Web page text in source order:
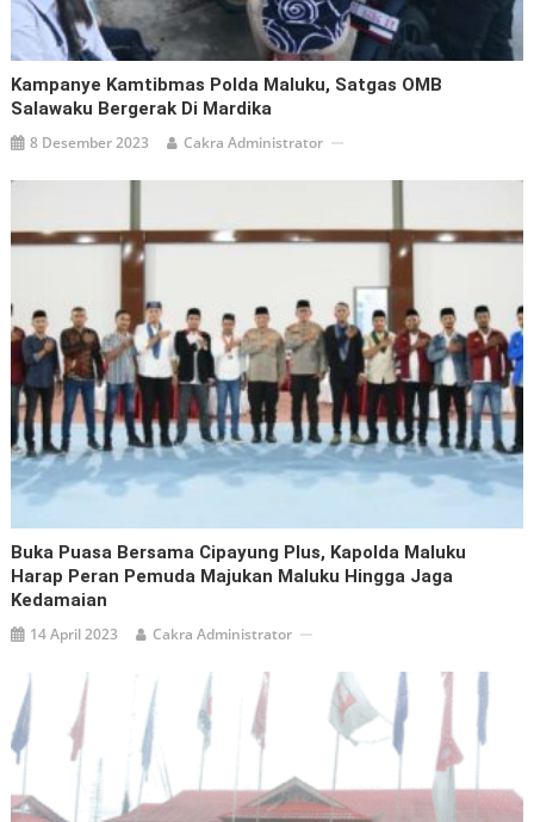
Kampanye Kamtibmas Polda Maluku, Satgas OMB
Salawaku Bergerak Di Mardika
8 Desember 2023 Cakra Administrator
Buka Puasa Bersama Cipayung Plus, Kapolda Maluku
Harap Peran Pemuda Majukan Maluku Hingga Jaga
Kedamaian
14 April 2023 Cakra Administrator